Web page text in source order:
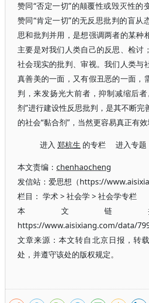
赞同“否定一切”的颠覆性或毁灭性的
赞同“肯定一切”的无反思批判的盲从
思和批判并用，是想强调两者的某种
主要是对我们人类自己的反思、检讨
社会现实的批判、审视。我们人类与
真善美的一面，又有假丑恶的一面，
判，来发扬光大前者，抑制减缩后者
剂”进行建设性反思批判，是其不断完
的社会“黏合剂”，当然更容易真正有效
进入郑杭生 的专栏 进入专题
本文责编： chenhaocheng
发信站：爱思想（https://
栏目： 学术>社会学 >社会学专栏
本文链
https://www.aisixiang.com/data/
文章来源：本文转自北京日报，转
处，并遵守该处的版权规定。